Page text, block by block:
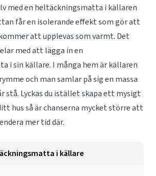
med en heltäckningsmatta i källaren
får en isolerande effekt som gör att
att upplevas som varmt. Det
med att lägga in en
i sin källare. I många hem är källaren
och man samlar på sig en massa
stå. Lyckas du istället skapa ett mysigt
hus så är chanserna mycket större att
mer tid där.
i källare